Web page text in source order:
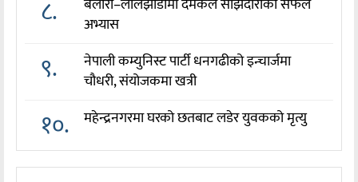
८.
अभ्यास
९.
नेपाली कम्युनिस्ट पार्टी धनगढीको इन्चार्जमा
चौधरी, संयोजकमा खत्री
१०. महेन्द्रनगरमा घरको छतबाट लडेर युवकको मृत्यु